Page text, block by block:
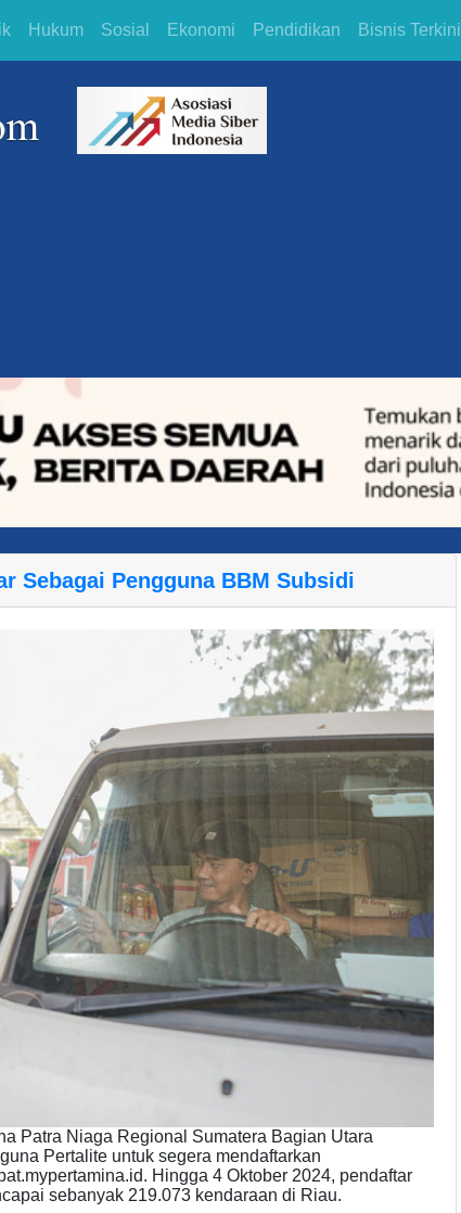
Hukum Sosial Ekonomi Pendidikan Bisnis Terkini
Sebagai Pengguna BBM Subsidi
Patra Niaga Regional Sumatera Bagian Utara
Pertalite untuk segera mendaftarkan
Hingga 4 Oktober 2024, pendaftar
sebanyak 219.073 kendaraan di Riau.